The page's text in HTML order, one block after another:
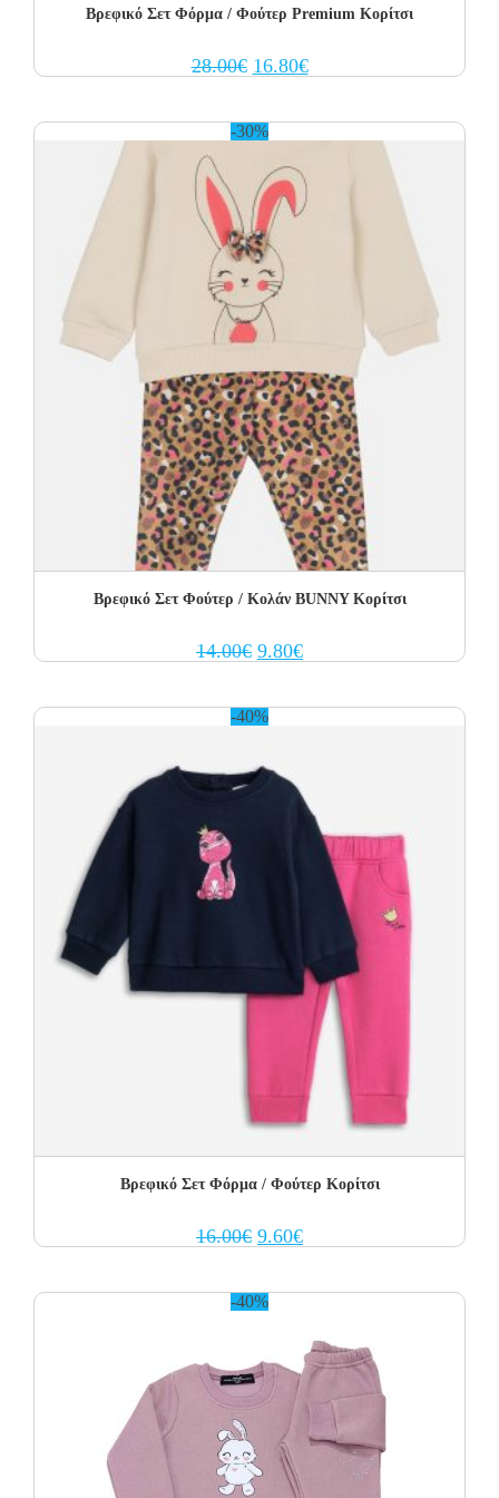
Βρεφικό Σετ Φόρμα / Φούτερ Premium Κορίτσι
28.00€ Original
price
16.80€Current
price
-30%
Βρεφικό Σετ Φούτερ / Κολάν BUNNY Κορίτσι
14.00€ Original
price
9.80€Current
price
-40%
Βρεφικό Σετ Φόρμα / Φούτερ Κορίτσι
16.00€ Original
price
9.60€Current
price
-40%